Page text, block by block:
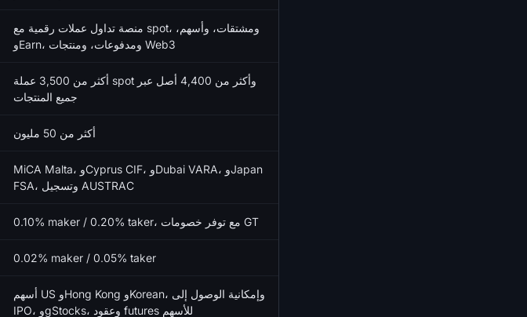
منصة تداول عملات رقمية مع spot، ومشتقات، وأسهم،
وEarn، ومدفوعات، ومنتجات Web3
أكثر من 3,500 عملة spot وأكثر من 4,400 أصل عبر
جميع المنتجات
أكثر من 50 مليون
MiCA Malta، وCyprus CIF، وDubai VARA، وJapan
FSA، وتسجيل AUSTRAC
0.10% maker / 0.20% taker، مع توفر خصومات GT
0.02% maker / 0.05% taker
أسهم US وHong Kong وKorean، وإمكانية الوصول إلى
IPO، وgStocks، وعقود futures للأسهم